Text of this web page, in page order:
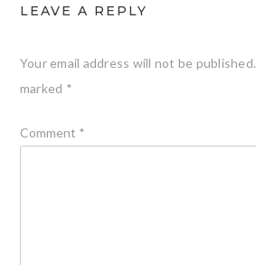
LEAVE A REPLY
Your email address will not be published.
marked *
Comment *